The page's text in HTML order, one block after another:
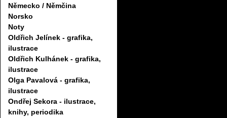
Německo / Němčina
Norsko
Noty
Oldřich Jelínek - grafika,
ilustrace
Oldřich Kulhánek - grafika,
ilustrace
Olga Pavalová - grafika,
ilustrace
Ondřej Sekora - ilustrace,
knihy, periodika